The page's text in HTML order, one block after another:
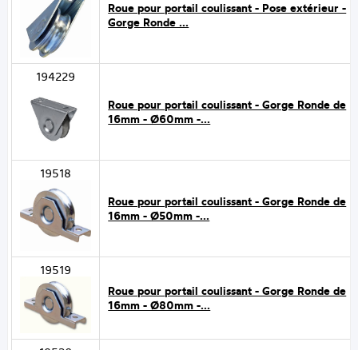
Roue pour portail coulissant - Pose extérieur -
Gorge Ronde ...
194229
Roue pour portail coulissant - Gorge Ronde de
16mm - Ø60mm -...
19518
Roue pour portail coulissant - Gorge Ronde de
16mm - Ø50mm -...
19519
Roue pour portail coulissant - Gorge Ronde de
16mm - Ø80mm -...